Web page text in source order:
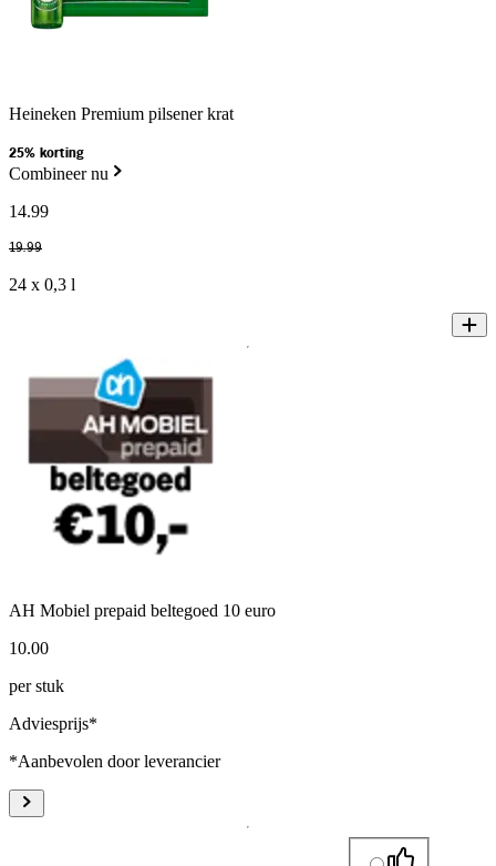
Heineken Premium pilsener krat
25% korting
Combineer nu
14.99
19.99
24 x 0,3 l
AH Mobiel prepaid beltegoed 10 euro
10.00
per stuk
Adviesprijs*
*Aanbevolen door leverancier